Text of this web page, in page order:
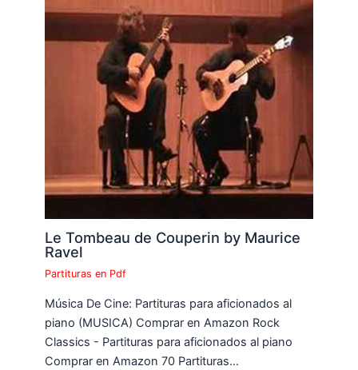
Le Tombeau de Couperin by Maurice
Ravel
Partituras en Pdf
Música De Cine: Partituras para aficionados al
piano (MUSICA) Comprar en Amazon Rock
Classics - Partituras para aficionados al piano
Comprar en Amazon 70 Partituras…